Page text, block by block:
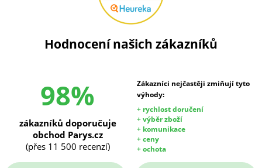
Hodnocení našich zákazníků
98%
Zákazníci nejčastěji zmiňují tyto
výhody:
+ rychlost doručení
+ výběr zboží
+ komunikace
+ ceny
+ ochota
zákazníků doporučuje
obchod Parys.cz
(přes 11 500 recenzí)